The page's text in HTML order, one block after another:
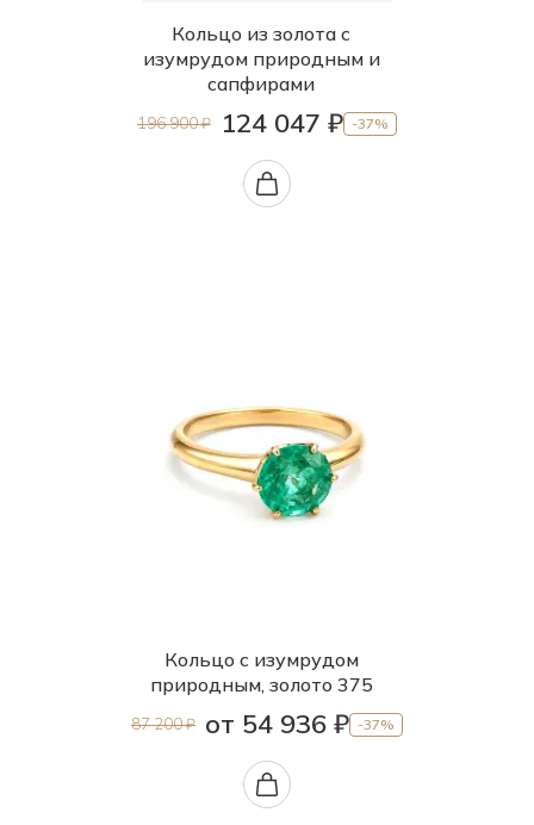
Кольцо из золота с
изумрудом природным и
сапфирами
196 900 ₽ 124 047 ₽ -37%
Кольцо с изумрудом
природным, золото 375
87 200 ₽ от 54 936 ₽ -37%